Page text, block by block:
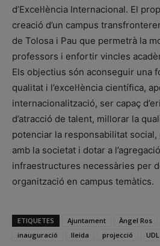
d’Excel·lència Internacional. El
creació d’un campus
de Tolosa i Pau que permetrà la
professors i enfortir vincles
Els objectius són aconseguir una
qualitat i l’excel·lència científica,
internacionalització, ser capaç
d’atracció de talent, millorar la
potenciar la responsabilitat
amb la societat i dotar a
infraestructures necessàries per
organització en campus temàtics.
ETIQUETES Ajuntament Àngel Ros
inauguració
lleida projecció UDL